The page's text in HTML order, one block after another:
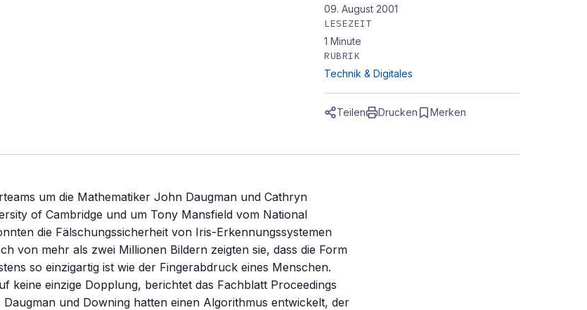
so gut wie09. August 2001
LESEZEIT
1 Minute
RUBRIK
Technik & Digitales
Teilen Drucken Merken
um die Mathematiker John Daugman und Cathryn
of Cambridge und um Tony Mansfield vom National
die Fälschungssicherheit von Iris-Erkennungssystemen
von mehr als zwei Millionen Bildern zeigten sie, dass die Form
so einzigartig ist wie der Fingerabdruck eines Menschen.
keine einzige Dopplung, berichtet das Fachblatt Proceedings
und Downing hatten einen Algorithmus entwickelt, der